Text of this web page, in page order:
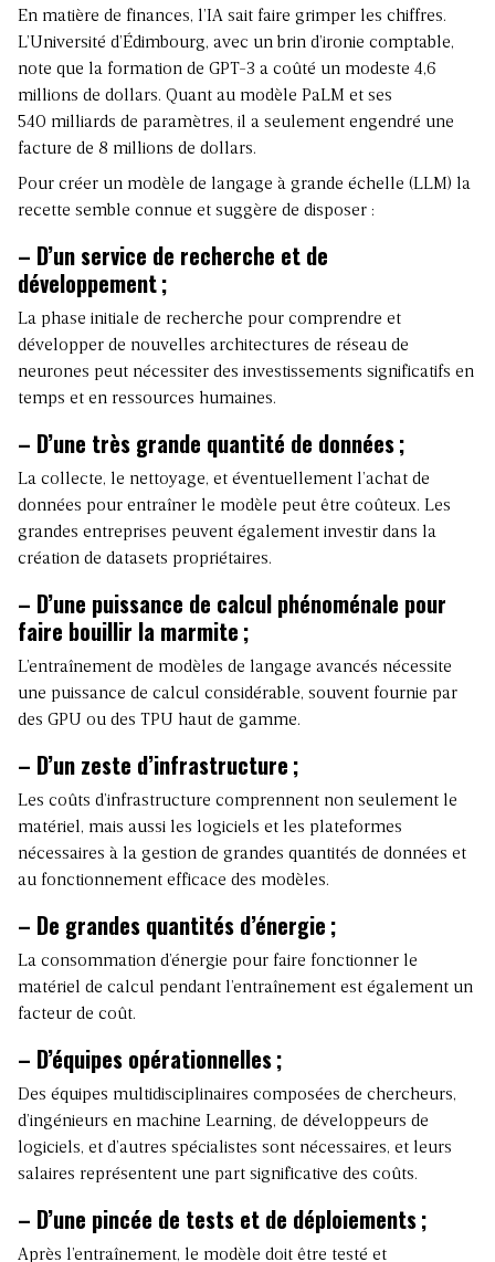
En matière de finances, l’IA sait faire grimper les chiffres.
L’Université d’Édimbourg, avec un brin d’ironie comptable,
note que la formation de GPT-3 a coûté un modeste 4,6
millions de dollars. Quant au modèle PaLM et ses
540 milliards de paramètres, il a seulement engendré une
facture de 8 millions de dollars.
Pour créer un modèle de langage à grande échelle (LLM) la
recette semble connue et suggère de disposer :
– D’un service de recherche et de
développement;
La phase initiale de recherche pour comprendre et
développer de nouvelles architectures de réseau de
neurones peut nécessiter des investissements significatifs en
temps et en ressources humaines.
– D’une très grande quantité de données;
La collecte, le nettoyage, et éventuellement l’achat de
données pour entraîner le modèle peut être coûteux. Les
grandes entreprises peuvent également investir dans la
création de datasets propriétaires.
– D’une puissance de calcul phénoménale pour
faire bouillir la marmite ;
L’entraînement de modèles de langage avancés nécessite
une puissance de calcul considérable, souvent fournie par
des GPU ou des TPU haut de gamme.
– D’un zeste d’infrastructure ;
Les coûts d’infrastructure comprennent non seulement le
matériel, mais aussi les logiciels et les plateformes
nécessaires à la gestion de grandes quantités de données et
au fonctionnement efficace des modèles.
– De grandes quantités d’énergie ;
La consommation d’énergie pour faire fonctionner le
matériel de calcul pendant l’entraînement est également un
facteur de coût.
– D’équipes opérationnelles;
Des équipes multidisciplinaires composées de chercheurs,
d’ingénieurs en machine Learning, de développeurs de
logiciels, et d’autres spécialistes sont nécessaires, et leurs
salaires représentent une part significative des coûts.
– D’une pincée de tests et de déploiements;
Après l’entraînement, le modèle doit être testé et